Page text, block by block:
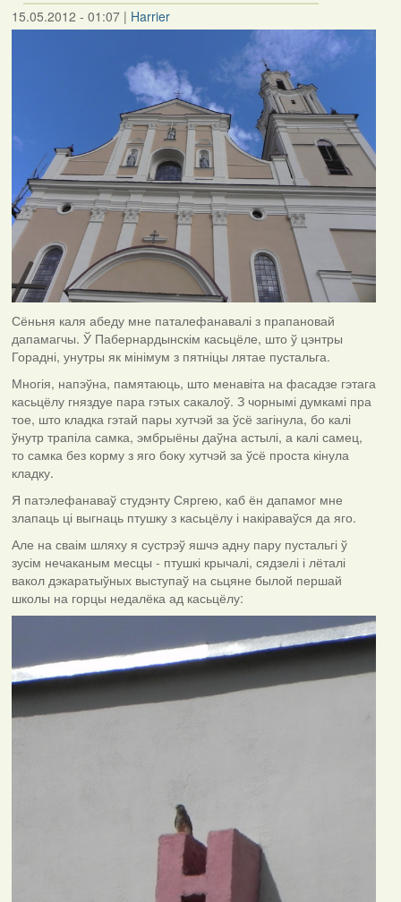
15.05.2012 - 01:07| Harrier
Сёньня каля абеду мне паталефанавалі з прапановай
дапамагчы. Ў Пабернардынскім касьцёле, што ў цэнтры
Горадні, унутры як мінімум з пятніцы лятае пустальга.
Многія, напэўна, памятаюць, што менавіта на фасадзе гэтага
касьцёлу гняздуе пара гэтых сакалоў. З чорнымі думкамі пра
тое, што кладка гэтай пары хутчэй за ўсё загінула, бо калі
ўнутр трапіла самка, эмбрыёны даўна астылі, а калі самец,
то самка без корму з яго боку хутчэй за ўсё проста кінула
кладку.
Я патэлефанаваў студэнту Сяргею, каб ён дапамог мне
злапаць ці выгнаць птушку з касьцёлу і накіраваўся да яго.
Але на сваім шляху я сустрэў яшчэ адну пару пустальгі ў
зусім нечаканым месцы - птушкі крычалі, сядзелі і лёталі
вакол дэкаратыўных выступаў на сьцяне былой першай
школы на горцы недалёка ад касьцёлу: